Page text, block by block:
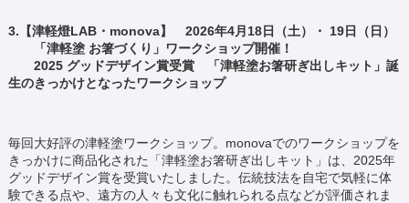
3.【津軽燈LAB・monova】 2026年4月18日（土）・ 19日（日）
「津軽塗 お箸づくり」ワークショップ開催！
2025 グッドデザイン賞受賞 「津軽塗お箸研ぎ出しキット」誕
生のきっかけとなったワークショップ
毎回大好評の津軽塗ワークショップ。monovaでのワークショップを
きっかけに商品化された「津軽塗お箸研ぎ出しキット」は、2025年
グッドデザイン賞を受賞いたしました。伝統技法を自宅で気軽に体
験できる点や、遠方の人々も文化に触れられる点などが評価されま